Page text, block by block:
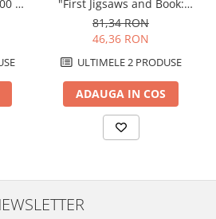
de
"First Jigsaws and Book:
Bugs", 2 piese, Usborne
81,34 RON
46,36 RON
ULTIMELE 2 PRODUSE
ADAUGA IN COS